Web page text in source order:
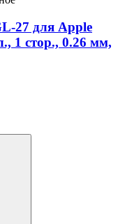
27 для Apple
1 стор., 0.26 мм,